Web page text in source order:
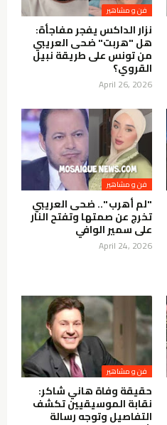
فن و مشاهير
نزار الداكس يفجر مفاجأة:
هل "هربت" ضحى العريبي
من تونس على طريقة نبيل
القروي؟
April 26, 2026
فن و مشاهير
"لم أهرب ".. ضحى العريبي
تخرج عن صمتها وتفتح النار
على سمير الوافي
April 24, 2026
فن و مشاهير
حقيقة وفاة هاني شاكر:
نقابة الموسيقيين تكشف
التفاصيل وتوجه رسالة